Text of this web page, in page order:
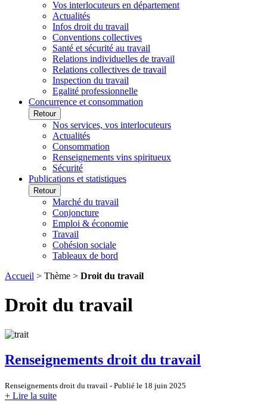
Vos interlocuteurs en département
Actualités
Infos droit du travail
Conventions collectives
Santé et sécurité au travail
Relations individuelles de travail
Relations collectives de travail
Inspection du travail
Egalité professionnelle
Concurrence et consommation
Retour
Nos services, vos interlocuteurs
Actualités
Consommation
Renseignements vins spiritueux
Sécurité
Publications et statistiques
Retour
Marché du travail
Conjoncture
Emploi & économie
Travail
Cohésion sociale
Tableaux de bord
Accueil > Thème > Droit du travail
Droit du travail
Renseignements droit du travail
Renseignements droit du travail - Publié le 18 juin 2025
+ Lire la suite